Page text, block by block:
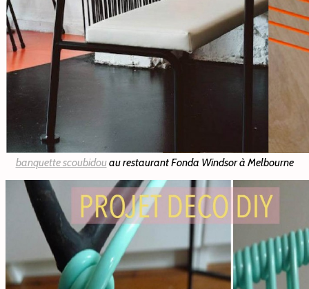
banquette scoubidouau restaurant Fonda Windsor à Melbourne